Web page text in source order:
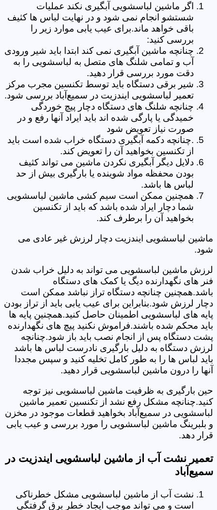
اگر ماشین لباسشویی آبگیری نکند عملیات
شستشو انجام نمی شود و در نهایت لباس ها کثیف
باقی خواهد ماند.برای عیب یابی موارد زیر را
بررسی کنید:
چنانچه ماشین آبگیری نمی کند ابتدا باید شیر ورودی
آب و تمامی شلنگ های متصل به لباسشویی را به
دقت مورد بررسی قرار دهید.
شیر برقی دستگاه باید توسط تکنسین مجرب مرکز
تعمیر لباسشویی ایندزیت در سمیع‌آباد بررسی شود.
چنانچه شلنگ های دستگاه دچار پیچ خوردگی
خمیدگی یا پارگی شده اند باید ایراد آنها رفع و در
صورت نیاز تعویض شود
.چنانچه دکمه آبگیری دستگاه خراب شده است باید
از تکنسین بخواهید آن را تعویض کند.
دلایل دیگر آبگیری نکردن ماشین می تواند کثیف
بودن محفظه مواد شوینده یا بارگیری بیش از حد
لباس ها باشد.
همچنین ممکن است سیم کشی ماشین لباسشویی
شما دچار ایراد شده باشد که باید از تکنسین
بخواهید آن را برطرف کند.
ماشین لباسشویی ایندزیت دچار لرزش غیر عادی می
شود.
لرزش ماشین لباسشویی می تواند به دلیل خراب شدن
فنر های نگهدارنده دیگ یا کمک های دستگاه
باشد.همچنین چنانچه دستگاه تراز نباشد ممکن است
دچار لرزش شود.بنابراین برای عیب یابی باید از تراز بودن
پایه های لباسشویی اطمینان حاصل کنید.همچنین پایه ها
باید محکم شده باشند.فراموش نکنید پیچ های نگهدارنده
پشت دستگاه پس از انجام نصب باید باز شود.چنانچه
لرزش دستگاه به دلیل بارگیری نادرست لباس ها باشد
باید لباس ها را به طور کامل تخلیه کنید و سپس مجددا
آنها را درون ماشین لباسشویی قرار دهید.
حین بارگیری به ظرفیت ماشین لباسشویی نیز توجه
کنید.چنانچه مشکل رفع نشد از تکنسین تعمیر ماشین
لباسشویی در سمیع‌آباد بخواهید قطعات موجود در مخزن
و بلبرینگ ماشین لباسشویی را مورد بررسی و عیب یابی
قرار دهد.
تعمیر نشت آب از ماشین لباسشویی ایندزیت در
سمیع‌آباد
نشت آب از ماشین لباسشویی مشکل خطرناکی
است و می تواند موجب ایجاد خطر برق گرفتگی